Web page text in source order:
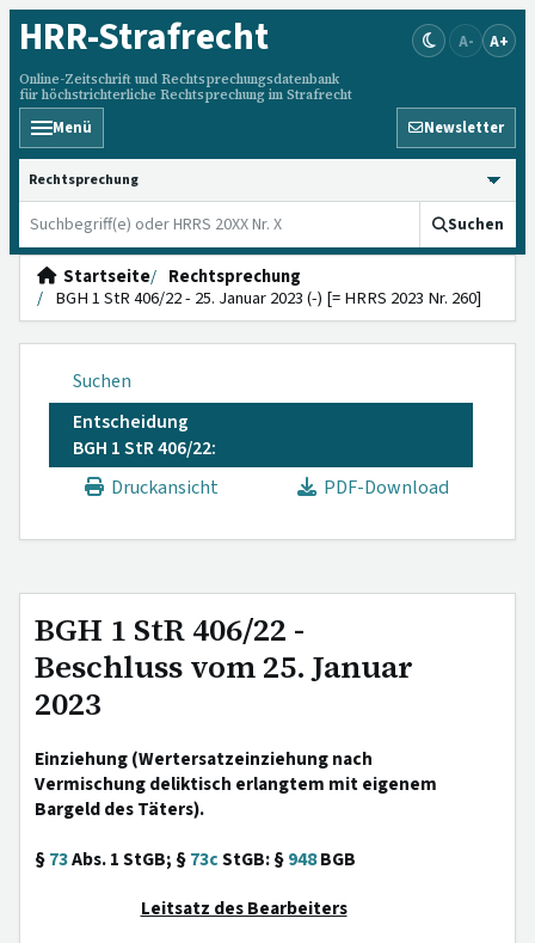
HRR-Strafrecht
Online-Zeitschrift und Rechtsprechungsdatenbank
für höchstrichterliche Rechtsprechung im Strafrecht
A- A+
Menü Newsletter
HRRS durchsuchen
Suchen
Startseite
Rechtsprechung
BGH 1 StR 406/22 - 25. Januar 2023 (-) [= HRRS 2023 Nr. 260]
Suchen
Entscheidung
BGH 1 StR 406/22:
Druckansicht
PDF-Download
BGH 1 StR 406/22 -
Beschluss vom 25. Januar
2023
Einziehung (Wertersatzeinziehung nach
Vermischung deliktisch erlangtem mit eigenem
Bargeld des Täters).
§73Abs. 1 StGB; §73cStGB: §948BGB
Leitsatz des Bearbeiters